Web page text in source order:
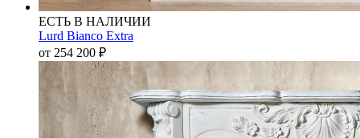
ЕСТЬ В НАЛИЧИИ
Lurd Bianco Extra
от 254 200 ₽